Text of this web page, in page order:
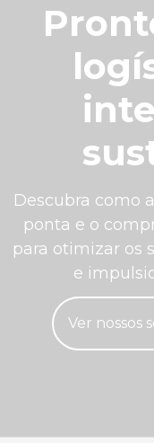
Descubra como
ponta e o
para otimizar os
e
Ver nossos